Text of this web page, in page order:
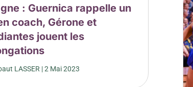
: Guernica rappelle un
coach, Gérone et
jouent les
LASSER |2 Mai 2023